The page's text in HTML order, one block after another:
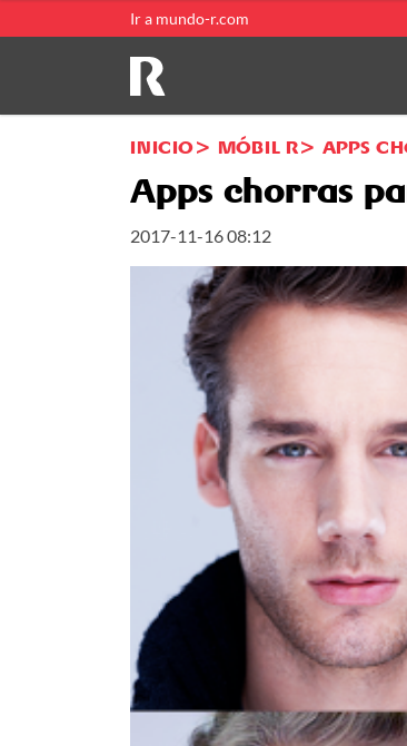
Ir a mundo-r.com
INICIO MÓBIL R APPS
Apps chorras
2017-11-16 08:12